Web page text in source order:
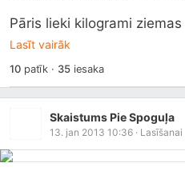
Pāris lieki kilogrami
Lasīt vairāk
10patīk · 35iesaka
Skaistums Pie Spoguļa
13. jan 2013 10:36 · Lasīšanai